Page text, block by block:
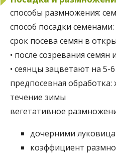
способы размножения:
способ посадки семенами:
срок посева семян в
• после созревания семян
• сеянцы зацветают на 5-
предпосевная обработка:
течение зимы
вегетативное
дочерними
коэффициент